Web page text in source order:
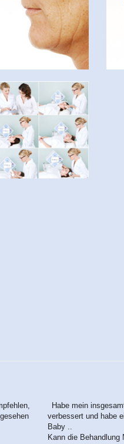
Habe mein
verbessert und habe
Baby ..
Kann die Behandlung